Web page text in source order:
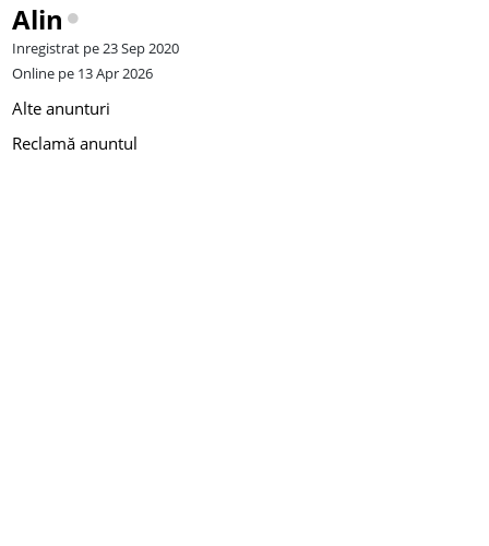
Alin
Inregistrat pe 23 Sep 2020
Online pe 13 Apr 2026
Alte anunturi
Reclamă anuntul